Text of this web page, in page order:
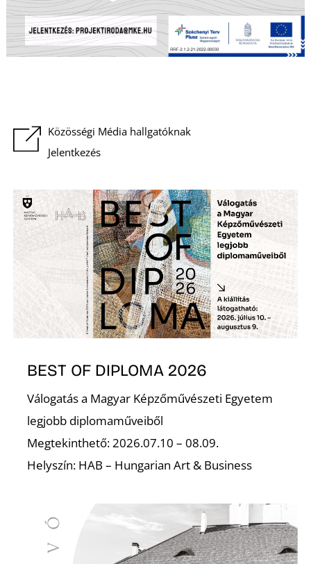
Közösségi Média hallgatóknak
Jelentkezés
BEST OF DIPLOMA 2026
Válogatás a Magyar Képzőművészeti Egyetem
legjobb diplomaműveiből
Megtekinthető: 2026.07.10 – 08.09.
Helyszín: HAB – Hungarian Art & Business